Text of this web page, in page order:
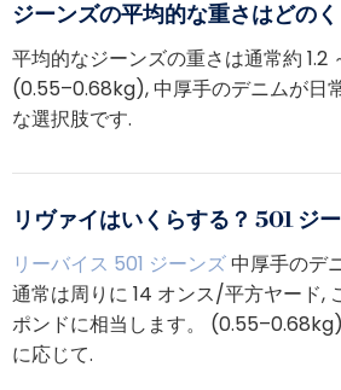
ジーンズの平均的な重さはどの
平均的なジーンズの重さは通常約 1.2
(0.55–0.68kg), 中厚手のデニムが日
な選択肢です.
リヴァイはいくらする？ 501 ジ
リーバイス 501 ジーンズ 中厚手のデ
通常は周りに 14 オンス/平方ヤード,
ポンドに相当します。
に応じて.